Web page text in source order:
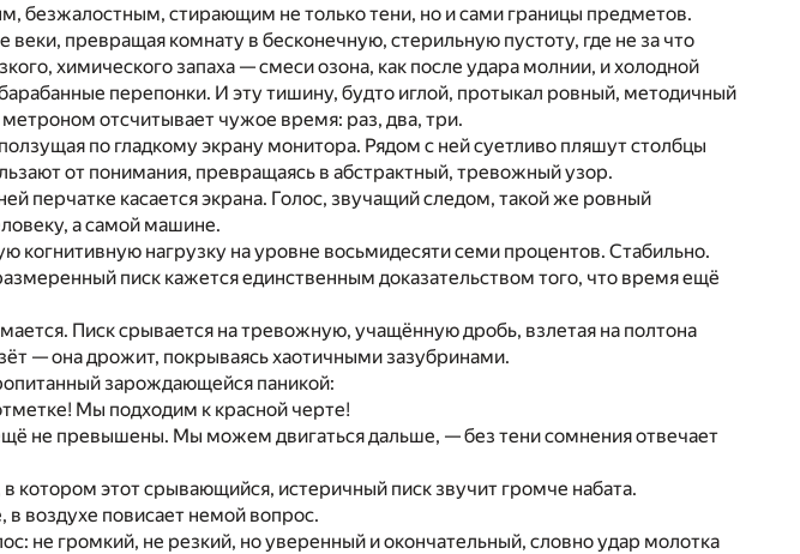
безжалостным, стирающим не только тени, но и сами границы предметов.
веки, превращая комнату в бесконечную, стерильную пустоту, где не за что
химического запаха — смеси озона, как после удара молнии, и холодной
перепонки. И эту тишину, будто иглой, протыкал ровный, методичный
отсчитывает чужое время: раз, два, три.
по гладкому экрану монитора. Рядом с ней суетливо пляшут столбцы
от понимания, превращаясь в абстрактный, тревожный узор.
перчатке касается экрана. Голос, звучащий следом, такой же ровный
а самой машине.
когнитивную нагрузку на уровне восьмидесяти семи процентов. Стабильно.
писк кажется единственным доказательством того, что время ещё
Писк срывается на тревожную, учащённую дробь, взлетая на полтона
— она дрожит, покрываясь хаотичными зазубринами.
зарождающейся паникой:
Мы подходим к красной черте!
не превышены. Мы можем двигаться дальше, — без тени сомнения отвечает
котором этот срывающийся, истеричный писк звучит громче набата.
воздухе повисает немой вопрос.
не громкий, не резкий, но уверенный и окончательный, словно удар молотка